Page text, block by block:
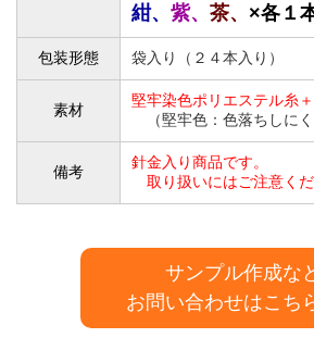
紺、 紫、 茶、 ×各１
包装形態 袋入り（２４本入り）
素材
堅牢染色ポリエステル糸
（堅牢色：色落ちしにく
備考
針金入り商品です。
取り扱いにはご注意くだ
サンプル作成な
お問い合わせはこち